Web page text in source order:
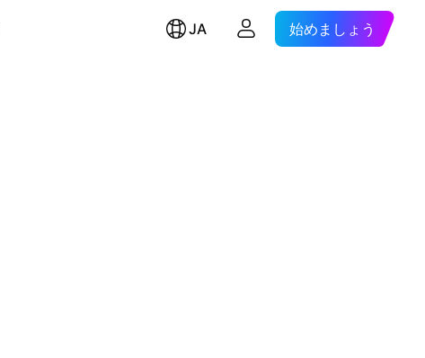
JA 始めましょう